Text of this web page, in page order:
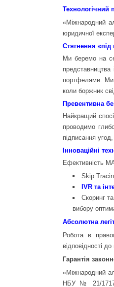
Технологічний
«Міжнародний
юридичної
Стягнення
Ми беремо на
представництва
портфелями. Ми
коли боржник
Превентивна
Найкращий
проводимо
підписання
Інноваційні
Ефективність
Skip
IVR та
Скоринг
вибору
Абсолютна
Робота в
відповідності
Гарантія
«Міжнародний
НБУ № 21/1717-